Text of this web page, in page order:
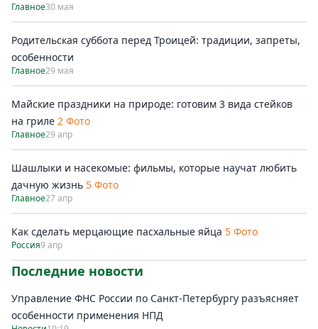
Главное30 мая
Родительская суббота перед Троицей: традиции, запреты,
особенности
Главное29 мая
Майские праздники на природе: готовим 3 вида стейков
на гриле 2 Фото
Главное29 апр
Шашлыки и насекомые: фильмы, которые научат любить
дачную жизнь 5 Фото
Главное27 апр
Как сделать мерцающие пасхальные яйца 5 Фото
Россия9 апр
Последние новости
Управление ФНС России по Санкт-Петербургу разъясняет
особенности применения НПД